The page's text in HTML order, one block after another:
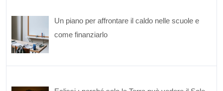
Un piano per affrontare il caldo nelle scuole e
come finanziarlo